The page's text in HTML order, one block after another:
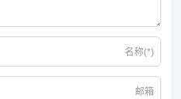
名称(*)
邮箱